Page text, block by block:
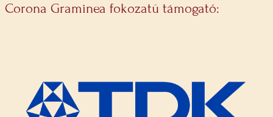
Corona Graminea fokozatú támogató: